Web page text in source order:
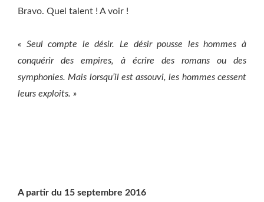
Bravo. Quel talent ! A voir !
« Seul compte le désir. Le désir pousse les hommes à
conquérir des empires, à écrire des romans ou des
symphonies. Mais lorsqu’il est assouvi, les hommes cessent
leurs exploits. »
A partir du 15 septembre 2016